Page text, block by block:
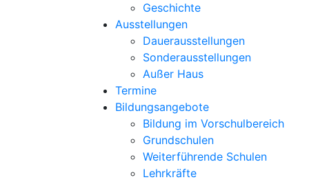
Geschichte
Ausstellungen
Dauerausstellungen
Sonderausstellungen
Außer Haus
Termine
Bildungsangebote
Bildung im Vorschulbereich
Grundschulen
Weiterführende Schulen
Lehrkräfte